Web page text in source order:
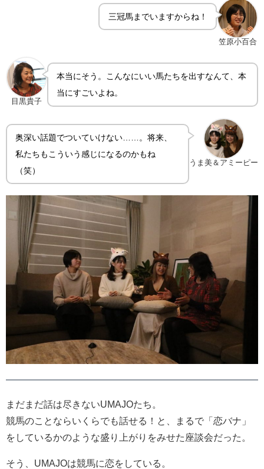
笠原小百合
三冠馬までいますからね！
目黒貴子
本当にそう。こんなにいい馬たちを出すなんて、本
当にすごいよね。
うま美＆アミーピー
奥深い話題でついていけない……。将来、
私たちもこういう感じになるのかもね
（笑）
まだまだ話は尽きないUMAJOたち。
競馬のことならいくらでも話せる！と、まるで「恋バナ」
をしているかのような盛り上がりをみせた座談会だった。
そう、UMAJOは競馬に恋をしている。